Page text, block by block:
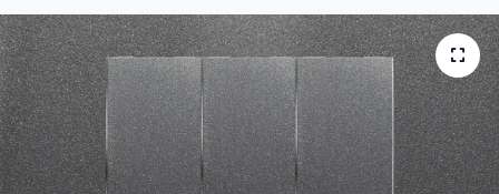
Ağır Sanayi Çözümleri